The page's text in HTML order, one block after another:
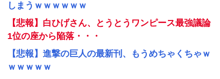
しまうｗｗｗｗｗｗ
【悲報】白ひげさん、とうとうワンピース最強議論
1位の座から陥落・・・
【悲報】進撃の巨人の最新刊、もうめちゃくちゃｗ
ｗｗｗｗｗ